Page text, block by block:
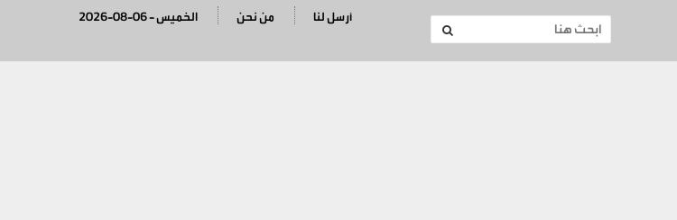
2026-08-06 - الخميس من نحن أرسل لنا